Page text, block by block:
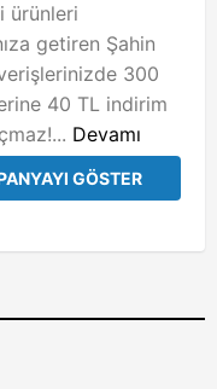
ürünleri
getiren Şahin
300
40 TL indirim
Devamı
GÖSTER